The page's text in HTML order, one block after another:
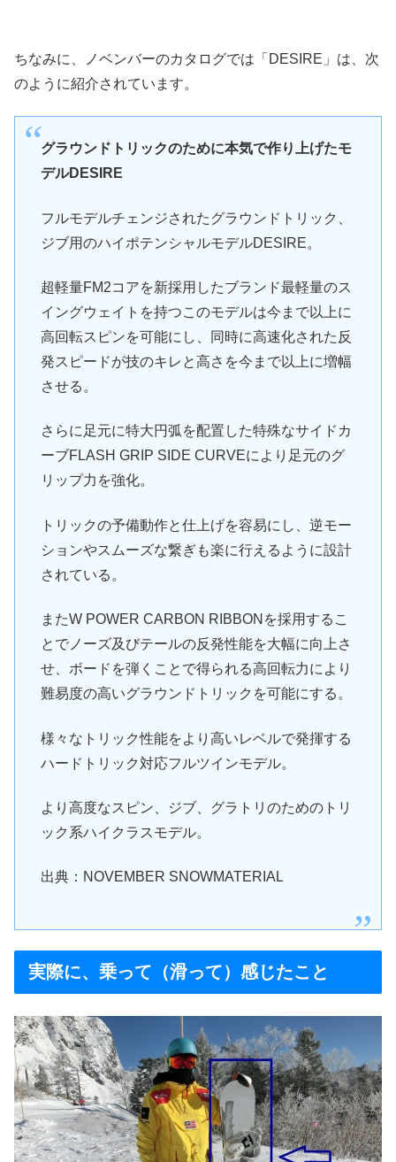
ちなみに、ノベンバーのカタログでは「DESIRE」は、次
のように紹介されています。
グラウンドトリックのために本気で作り上げたモ
デルDESIRE
フルモデルチェンジされたグラウンドトリック、
ジブ用のハイポテンシャルモデルDESIRE。
超軽量FM2コアを新採用したブランド最軽量のス
イングウェイトを持つこのモデルは今まで以上に
高回転スピンを可能にし、同時に高速化された反
発スピードが技のキレと高さを今まで以上に増幅
させる。
さらに足元に特大円弧を配置した特殊なサイドカ
ーブFLASH GRIP SIDE CURVEにより足元のグ
リップ力を強化。
トリックの予備動作と仕上げを容易にし、逆モー
ションやスムーズな繋ぎも楽に行えるように設計
されている。
またW POWER CARBON RIBBONを採用するこ
とでノーズ及びテールの反発性能を大幅に向上さ
せ、ボードを弾くことで得られる高回転力により
難易度の高いグラウンドトリックを可能にする。
様々なトリック性能をより高いレベルで発揮する
ハードトリック対応フルツインモデル。
より高度なスピン、ジブ、グラトリのためのトリ
ック系ハイクラスモデル。
出典：NOVEMBER SNOWMATERIAL
実際に、乗って（滑って）感じたこと